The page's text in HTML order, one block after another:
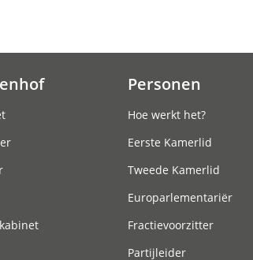
Personen
Hoe werkt het?
Eerste Kamerlid
Tweede Kamerlid
Europarlementariër
Fractievoorzitter
Partijleider